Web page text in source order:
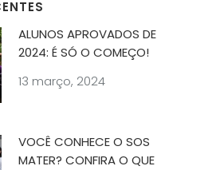
ALUNOS APROVADOS DE
2024: É SÓ O COMEÇO!
13 março, 2024
VOCÊ CONHECE O SOS
MATER? CONFIRA O QUE